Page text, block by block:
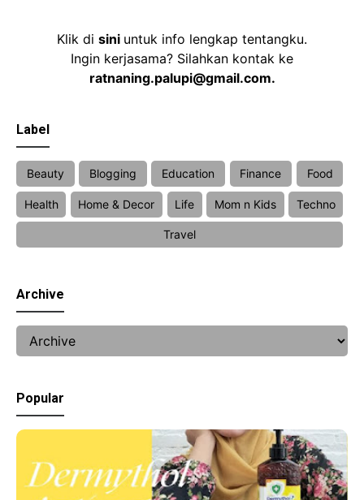
Klik di sini untuk info lengkap tentangku.
Ingin kerjasama? Silahkan kontak ke
ratnaning.palupi@gmail.com.
Label
Beauty Blogging Education Finance Food
Health Home & Decor Life Mom n Kids Techno
Travel
Archive
Popular